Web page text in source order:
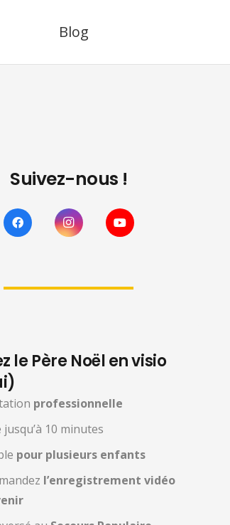
Blog
Suivez-nous !
le Père Noël en visio
professionnelle
jusqu’à 10 minutes
pour plusieurs enfants
l’enregistrement vidéo